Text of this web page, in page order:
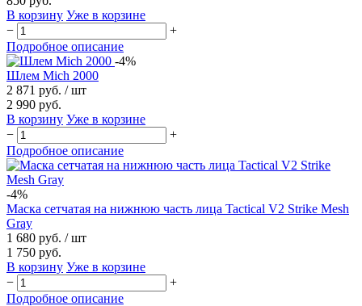
В корзину Уже в корзине
−
+
Подробное описание
-4%
Шлем Mich 2000
2 871 руб. / шт
2 990 руб.
В корзину Уже в корзине
−
+
Подробное описание
-4%
Маска сетчатая на нижнюю часть лица Tactical V2 Strike Mesh
Gray
1 680 руб. / шт
1 750 руб.
В корзину Уже в корзине
−
+
Подробное описание